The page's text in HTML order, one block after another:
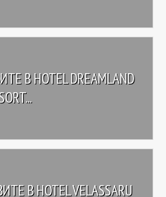
В HOTEL DREAMLAND
В HOTEL VELASSARU